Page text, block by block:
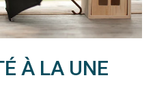
À LA UNE